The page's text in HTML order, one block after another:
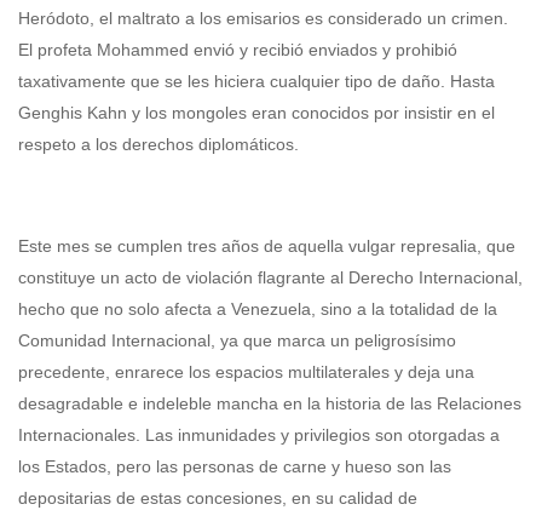
Heródoto, el maltrato a los emisarios es considerado un crimen.
El profeta Mohammed envió y recibió enviados y prohibió
taxativamente que se les hiciera cualquier tipo de daño. Hasta
Genghis Kahn y los mongoles eran conocidos por insistir en el
respeto a los derechos diplomáticos.
Este mes se cumplen tres años de aquella vulgar represalia, que
constituye un acto de violación flagrante al Derecho Internacional,
hecho que no solo afecta a Venezuela, sino a la totalidad de la
Comunidad Internacional, ya que marca un peligrosísimo
precedente, enrarece los espacios multilaterales y deja una
desagradable e indeleble mancha en la historia de las Relaciones
Internacionales. Las inmunidades y privilegios son otorgadas a
los Estados, pero las personas de carne y hueso son las
depositarias de estas concesiones, en su calidad de